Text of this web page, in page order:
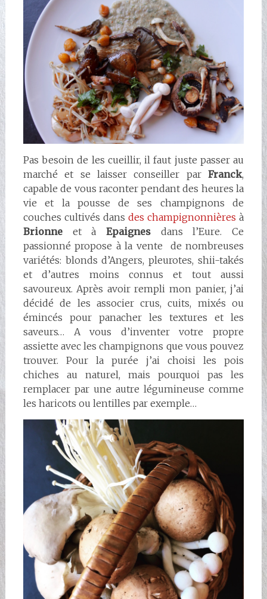
Pas besoin de les cueillir, il faut juste passer au
marché et se laisser conseiller parFranck,
capable de vous raconter pendant des heures la
vie et la pousse de ses champignons de
couches cultivés dans des champignonnières à
Brionne et à Epaignes dans l’Eure. Ce
passionné propose à la vente de nombreuses
variétés: blonds d’Angers, pleurotes, shii-takés
et d’autres moins connus et tout aussi
savoureux. Après avoir rempli mon panier, j’ai
décidé de les associer crus, cuits, mixés ou
émincés pour panacher les textures et les
saveurs… A vous d’inventer votre propre
assiette avec les champignons que vous pouvez
trouver. Pour la purée j’ai choisi les pois
chiches au naturel, mais pourquoi pas les
remplacer par une autre légumineuse comme
les haricots ou lentilles par exemple…